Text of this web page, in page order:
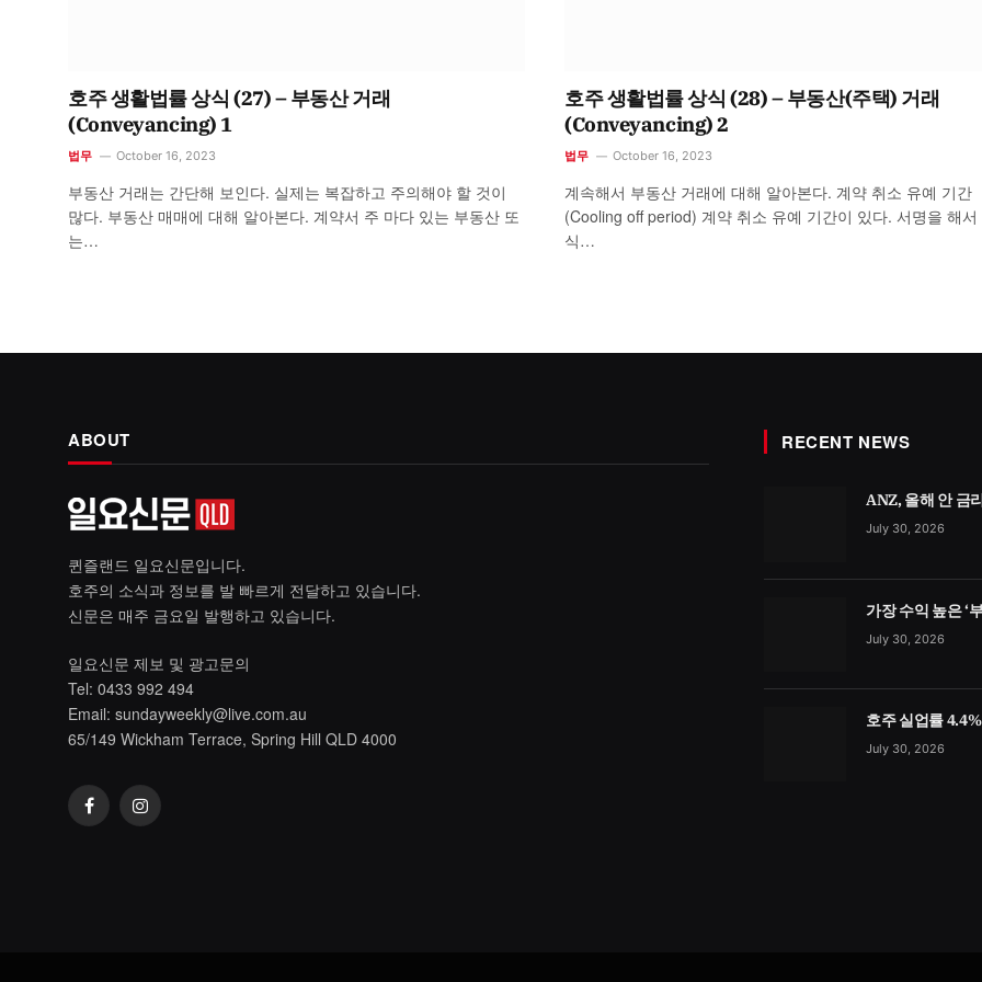
호주 생활법률 상식 (27) – 부동산 거래
(Conveyancing) 1
법무 October 16, 2023
부동산 거래는 간단해 보인다. 실제는 복잡하고 주의해야 할 것이
많다. 부동산 매매에 대해 알아본다. 계약서 주 마다 있는 부동산 또
는…
호주 생활법률 상식 (28) – 부동산(주택) 거래
(Conveyancing) 2
법무 October 16, 2023
계속해서 부동산 거래에 대해 알아본다. 계약 취소 유예 기간
(Cooling off period) 계약 취소 유예 기간이 있다. 서명을 해서
식…
ABOUT
퀸즐랜드 일요신문입니다.
호주의 소식과 정보를 발 빠르게 전달하고 있습니다.
신문은 매주 금요일 발행하고 있습니다.
일요신문 제보 및 광고문의
Tel: 0433 992 494
Email: sundayweekly@live.com.au
65/149 Wickham Terrace, Spring Hill QLD 4000
FacebookInstagram
RECENT NEWS
ANZ, 올해 안 금
July 30, 2026
가장 수익 높은 ‘
July 30, 2026
호주 실업률
July 30, 2026